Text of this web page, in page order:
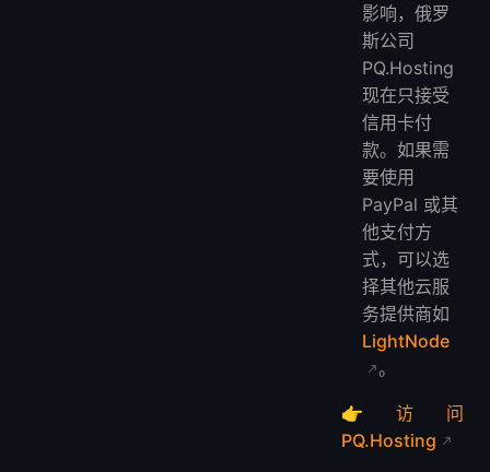
影响，俄罗
斯公司
PQ.Hosting
现在只接受
信用卡付
款。如果需
要使用
PayPal 或其
他支付方
式，可以选
择其他云服
务提供商如
LightNode
。
👉 访问
PQ.Hosting